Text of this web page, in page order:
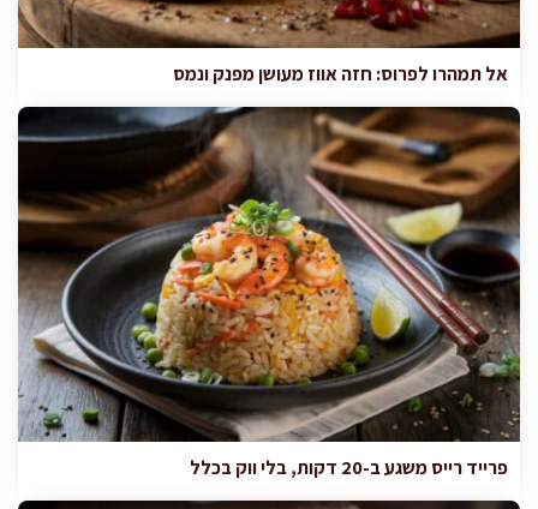
אל תמהרו לפרוס: חזה אווז מעושן מפנק ונמס
פרייד רייס משגע ב-20 דקות, בלי ווק בכלל